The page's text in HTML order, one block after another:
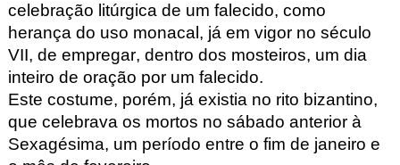
celebração litúrgica de um falecido, como
herança do uso monacal, já em vigor no século
VII, de empregar, dentro dos mosteiros, um dia
inteiro de oração por um falecido.
Este costume, porém, já existia no rito bizantino,
que celebrava os mortos no sábado anterior à
Sexagésima, um período entre o fim de janeiro e